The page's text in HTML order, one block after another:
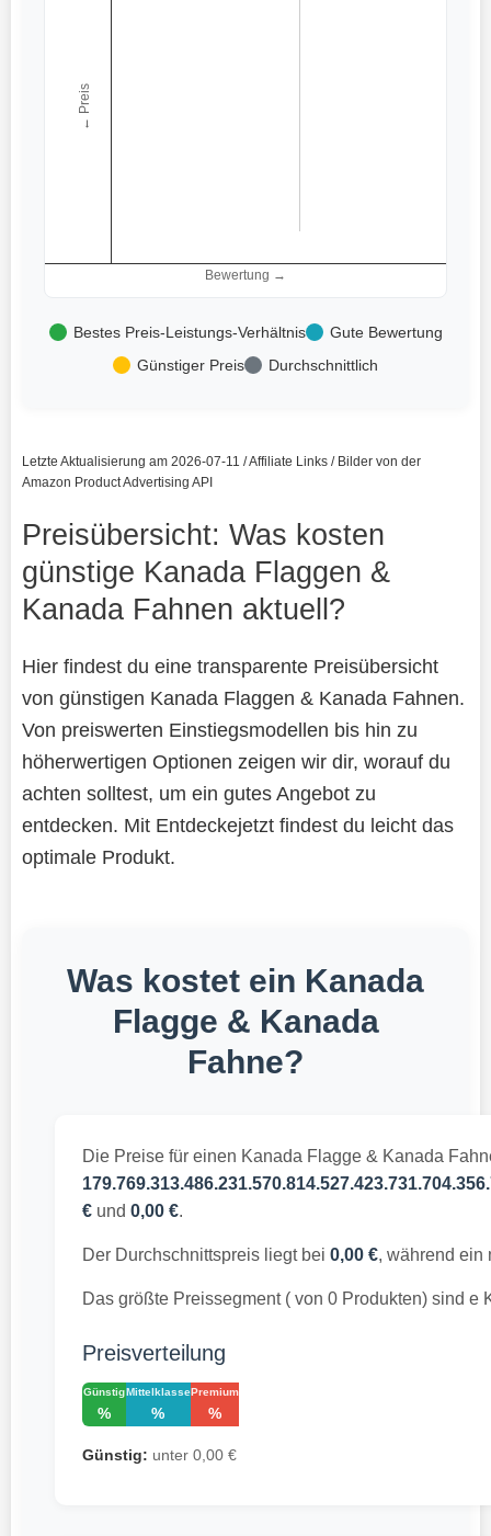
Bewertung →
← Preis
Bestes Preis-Leistungs-Verhältnis
Gute Bewertung
Günstiger Preis
Durchschnittlich
Letzte Aktualisierung am 2026-07-11 / Affiliate Links / Bilder von der
Amazon Product Advertising API
Preisübersicht: Was kosten
günstige Kanada Flaggen &
Kanada Fahnen aktuell?
Hier findest du eine transparente Preisübersicht
von günstigen Kanada Flaggen & Kanada Fahnen.
Von preiswerten Einstiegsmodellen bis hin zu
höherwertigen Optionen zeigen wir dir, worauf du
achten solltest, um ein gutes Angebot zu
entdecken. Mit Entdeckejetzt findest du leicht das
optimale Produkt.
Was kostet ein Kanada
Flagge & Kanada
Fahne?
Die Preise für einen Kanada Flagge & Kanada
€und 0,00 €.
Der Durchschnittspreis liegt bei 0,00 €, während ein
Das größte Preissegment ( von 0 Produkten) sind
Preisverteilung
Günstig
%
Mittelklasse
%
Premium
%
Günstig: unter 0,00 €